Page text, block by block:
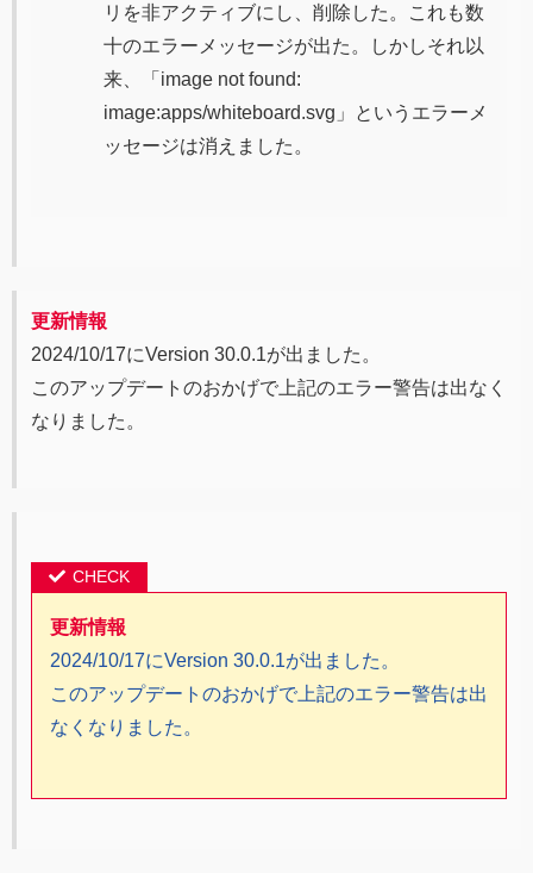
リを非アクティブにし、削除した。これも数
十のエラーメッセージが出た。しかしそれ以
来、「image not found:
image:apps/whiteboard.svg」というエラーメ
ッセージは消えました。
更新情報
2024/10/17にVersion 30.0.1が出ました。
このアップデートのおかげで上記のエラー警告は出なく
なりました。
更新情報
2024/10/17にVersion 30.0.1が出ました。
このアップデートのおかげで上記のエラー警告は出
なくなりました。